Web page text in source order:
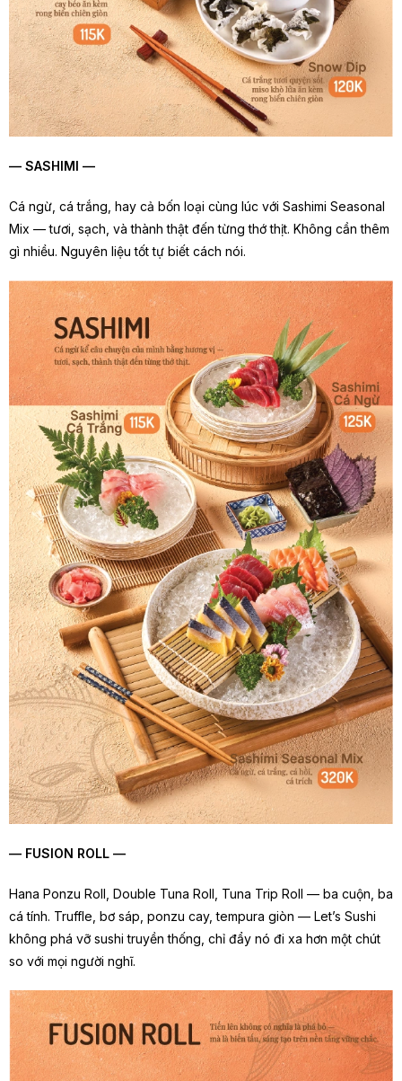
— SASHIMI —
Cá ngừ, cá trắng, hay cả bốn loại cùng lúc với Sashimi Seasonal
Mix — tươi, sạch, và thành thật đến từng thớ thịt. Không cần thêm
gì nhiều. Nguyên liệu tốt tự biết cách nói.
— FUSION ROLL —
Hana Ponzu Roll, Double Tuna Roll, Tuna Trip Roll — ba cuộn, ba
cá tính. Truffle, bơ sáp, ponzu cay, tempura giòn — Let’s Sushi
không phá vỡ sushi truyền thống, chỉ đẩy nó đi xa hơn một chút
so với mọi người nghĩ.